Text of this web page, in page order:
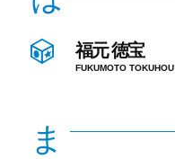
福元 徳宝
FUKUMOTO TOKUHOU
ま